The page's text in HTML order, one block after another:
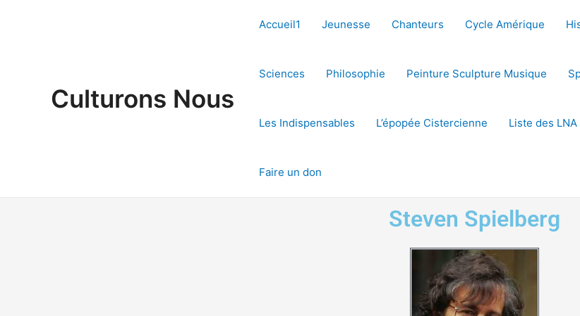
Culturons Nous
Accueil1 Jeunesse Chanteurs Cycle Amérique
Sciences Philosophie Peinture Sculpture Musique
Les Indispensables L’épopée Cistercienne Liste des LNA
Faire un don
Steven Spielberg